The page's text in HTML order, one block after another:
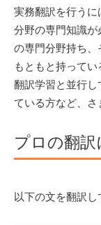
実務翻訳を行うに
分野の専門知識
の専門分野持ち、
もともと持ってい
翻訳学習と並行し
ている方など、さ
プロの翻
以下の文を翻訳し